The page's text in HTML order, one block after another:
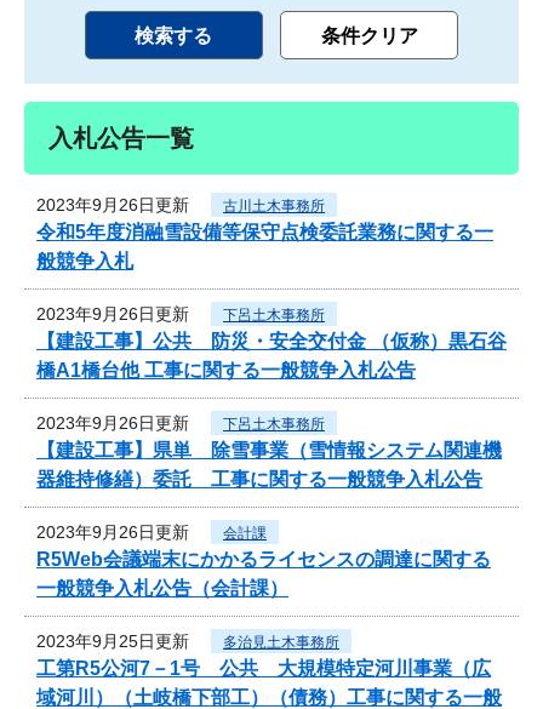
入札公告一覧
2023年9月26日更新 古川土木事務所
令和5年度消融雪設備等保守点検委託業務に関する一
般競争入札
2023年9月26日更新 下呂土木事務所
【建設工事】公共 防災・安全交付金 （仮称）黒石谷
橋A1橋台他 工事に関する一般競争入札公告
2023年9月26日更新 下呂土木事務所
【建設工事】県単 除雪事業（雪情報システム関連機
器維持修繕）委託 工事に関する一般競争入札公告
2023年9月26日更新 会計課
R5Web会議端末にかかるライセンスの調達に関する
一般競争入札公告（会計課）
2023年9月25日更新 多治見土木事務所
工第R5公河7－1号 公共 大規模特定河川事業（広
域河川）（土岐橋下部工）（債務）工事に関する一般